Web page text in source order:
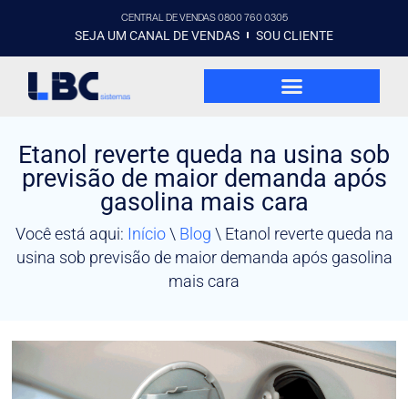
CENTRAL DE VENDAS 0800 760 0305
SEJA UM CANAL DE VENDAS SOU CLIENTE
Etanol reverte queda na usina sob
previsão de maior demanda após
gasolina mais cara
Você está aqui: Início\ Blog \ Etanol reverte queda na
usina sob previsão de maior demanda após gasolina
mais cara